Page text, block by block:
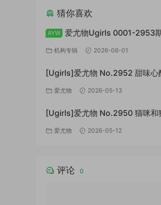
猜你喜欢
AYW 爱尤物Ugirls 0001-2953
[74766P+/147GB]
机构专辑 2026-06-01
[Ugirls]爱尤物 No.2952 甜味心
爱尤物 2026-05-13
[Ugirls]爱尤物 No.2950 猫咪和
爱尤物 2026-05-12
评论 0